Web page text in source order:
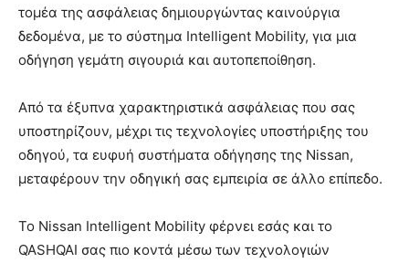
τομέα της ασφάλειας δημιουργώντας καινούργια
δεδομένα, με το σύστημα Intelligent Mobility, για μια
οδήγηση γεμάτη σιγουριά και αυτοπεποίθηση.
Από τα έξυπνα χαρακτηριστικά ασφάλειας που σας
υποστηρίζουν, μέχρι τις τεχνολογίες υποστήριξης του
οδηγού, τα ευφυή συστήματα οδήγησης της Nissan,
μεταφέρουν την οδηγική σας εμπειρία σε άλλο επίπεδο.
Το Nissan Intelligent Mobility φέρνει εσάς και το
QASHQAI σας πιο κοντά μέσω των τεχνολογιών